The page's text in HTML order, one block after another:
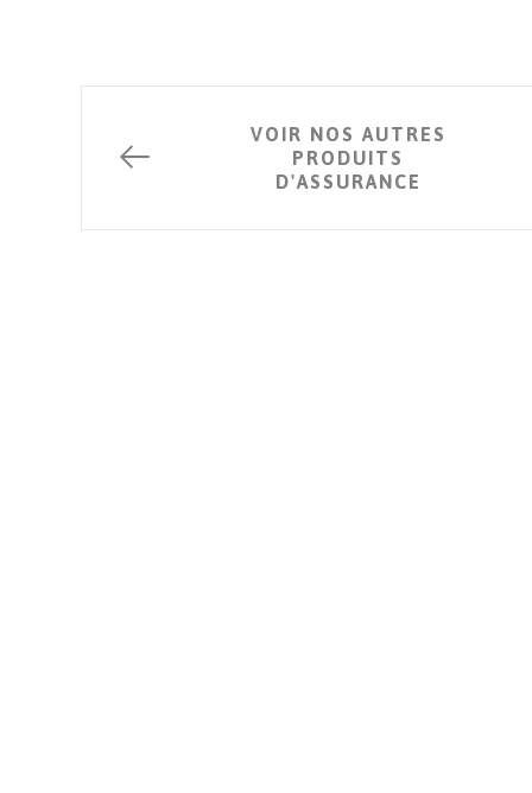
VOIR NOS AUTRES
PRODUITS
D'ASSURANCE
©Tous droits réservés – Nos Assurances